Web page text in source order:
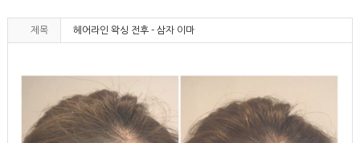
제목 헤어라인 왁싱 전후 - 삼자 이마